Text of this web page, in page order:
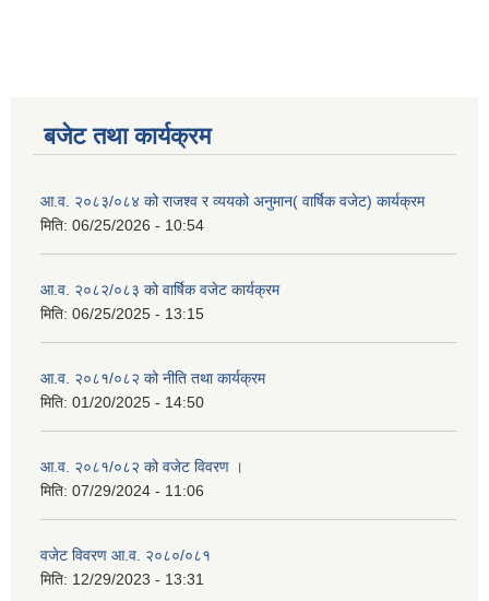
बजेट तथा कार्यक्रम
आ.व. २०८३/०८४ को राजश्व र व्ययको अनुमान( वार्षिक वजेट) कार्यक्रम
मिति: 06/25/2026 - 10:54
आ.व. २०८२/०८३ को वार्षिक वजेट कार्यक्रम
मिति: 06/25/2025 - 13:15
आ.व. २०८१/०८२ को नीति तथा कार्यक्रम
मिति: 01/20/2025 - 14:50
आ.व. २०८१/०८२ को वजेट विवरण ।
मिति: 07/29/2024 - 11:06
वजेट विवरण आ.व. २०८०/०८१
मिति: 12/29/2023 - 13:31